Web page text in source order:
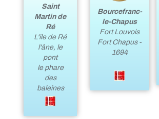
Saint
Martin de
Ré
L'ile de Ré
l'âne, le
pont
le phare
des
baleines
Bourcefranc-
le-Chapus
Fort Louvois
Fort Chapus -
1694